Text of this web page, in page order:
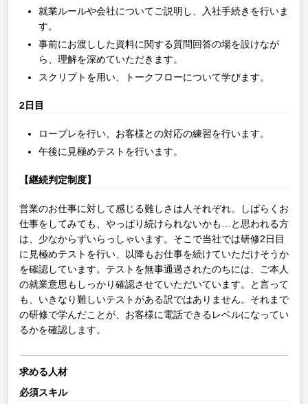
就業ルールや会社についてご説明し、入社手続きを行いま
す。
事前にお渡しした資料に関する質問回答の場を設けなが
ら、理解を深めていただきます。
スクリプトを用い、トークフローについて学びます。
2日目
ロープレを行い、お客様との対応の練習を行います。
午後に見極めテストを行います。
【継続判定制度】
営業のお仕事に対して感じる難しさは人それぞれ。しばらくお
仕事をしてみても、やっぱり続けられないかも…と思われる方
は、少なからずいらっしゃいます。そこで当社では研修2日目
に見極めテストを行い、以降もお仕事を続けていただけそうか
を確認しています。テストを無事通過されたのちには、ご本人
の就業意思もしっかり確認させていただいています。と言って
も、いきなり難しいテストがある訳ではありません。それまで
の研修で学んだことが、お客様に電話できるレベルになってい
るかを確認します。
求める人材
必須スキル